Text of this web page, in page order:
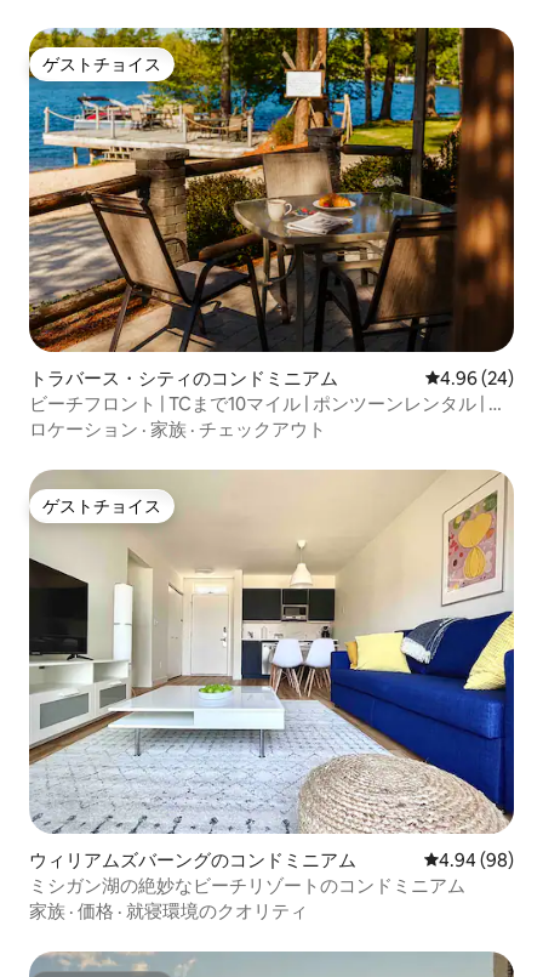
ゲストチョイス
ゲストチョイス
トラバース・シティのコンドミニアム レビュー24
4.96 (24)
ビーチフロント | TCまで10マイル | ポンツーンレンタル | サ
ウナ
ロケーション · 家族 · チェックアウト
ゲストチョイス
ゲストチョイス
ウィリアムズバーングのコンドミニアム レビュー98件
4.94 (98)
ミシガン湖の絶妙なビーチリゾートのコンドミニアム
家族 · 価格 · 就寝環境のクオリティ